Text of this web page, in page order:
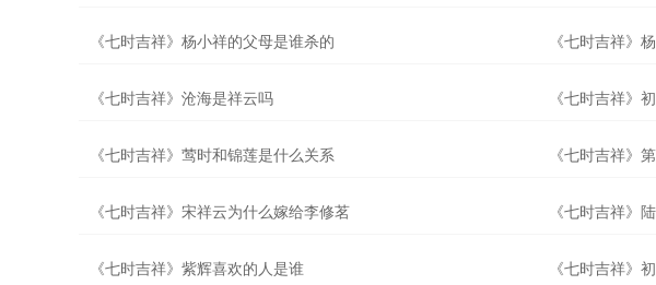
《七时吉祥》杨小祥的父母是谁杀的 《七时吉祥》
《七时吉祥》沧海是祥云吗 《七时吉祥》
《七时吉祥》莺时和锦莲是什么关系 《七时吉祥》
《七时吉祥》宋祥云为什么嫁给李修茗 《七时吉祥》
《七时吉祥》紫辉喜欢的人是谁 《七时吉祥》